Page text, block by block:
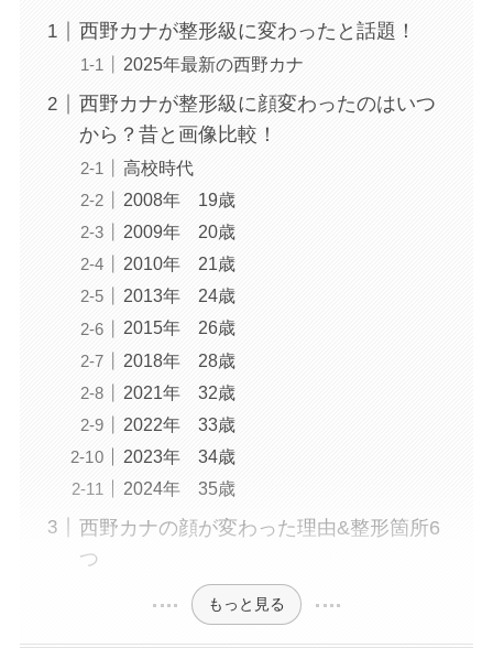
西野カナが整形級に変わったと話題！
2025年最新の西野カナ
西野カナが整形級に顔変わったのはいつ
から？昔と画像比較！
高校時代
2008年 19歳
2009年 20歳
2010年 21歳
2013年 24歳
2015年 26歳
2018年 28歳
2021年 32歳
2022年 33歳
2023年 34歳
2024年 35歳
西野カナの顔が変わった理由&整形箇所6
つ
もっと見る